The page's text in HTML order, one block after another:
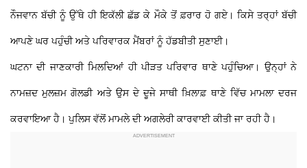
ਨੌਜਵਾਨ ਬੱਚੀ ਨੂੰ ਉੱਥੇ ਹੀ ਇਕੱਲੀ ਛੱਡ ਕੇ ਮੌਕੇ ਤੋਂ ਫ਼ਰਾਰ ਹੋ ਗਏ। ਕਿਸੇ ਤਰ੍ਹਾਂ ਬੱਚੀ
ਆਪਣੇ ਘਰ ਪਹੁੰਚੀ ਅਤੇ ਪਰਿਵਾਰਕ ਮੈਂਬਰਾਂ ਨੂੰ ਹੱਡਬੀਤੀ ਸੁਣਾਈ।
ਘਟਨਾ ਦੀ ਜਾਣਕਾਰੀ ਮਿਲਦਿਆਂ ਹੀ ਪੀੜਤ ਪਰਿਵਾਰ ਥਾਣੇ ਪਹੁੰਚਿਆ। ਉਨ੍ਹਾਂ ਨੇ
ਨਾਮਜ਼ਦ ਮੁਲਜ਼ਮ ਗੋਲਡੀ ਅਤੇ ਉਸ ਦੇ ਦੂਜੇ ਸਾਥੀ ਖ਼ਿਲਾਫ਼ ਥਾਣੇ ਵਿੱਚ ਮਾਮਲਾ ਦਰਜ
ਕਰਵਾਇਆ ਹੈ। ਪੁਲਿਸ ਵੱਲੋਂ ਮਾਮਲੇ ਦੀ ਅਗਲੇਰੀ ਕਾਰਵਾਈ ਕੀਤੀ ਜਾ ਰਹੀ ਹੈ।